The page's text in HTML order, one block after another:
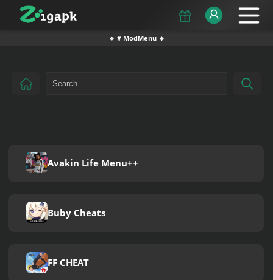
🔹 # ModMenu 🔹
Avakin Life Menu++
Buby Cheats
FF CHEAT